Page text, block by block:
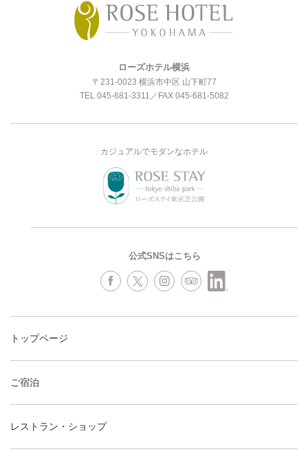
ローズホテル横浜
〒231-0023 横浜市中区 山下町77
TEL 045-681-3311 ／FAX 045-681-5082
カジュアルでモダンなホテル
公式SNSはこちら
トップページ
ご宿泊
レストラン・ショップ